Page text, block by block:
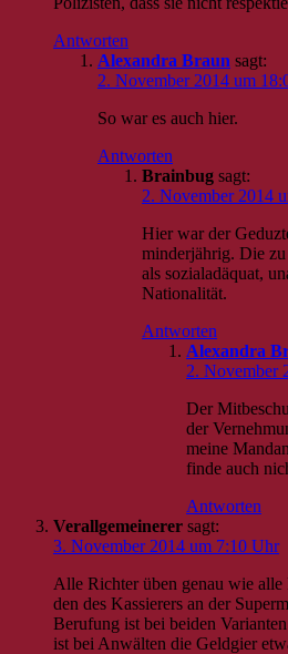
Antworten
Alexandra Braun sagt:
2. November 2014 um
So war es auch hier.
Antworten
Brainbug sagt:
2. November 2014
Hier war der
minderjährig. Die
als sozialadäquat,
Nationalität.
Antworten
Alexandra
2. November
Der
der
meine
finde auch
Antworten
Verallgemeinerer sagt:
3. November 2014 um 7:10 Uhr
Alle Richter üben genau wie
den des Kassierers an der
Berufung ist bei beiden
ist bei Anwälten die Geldgier